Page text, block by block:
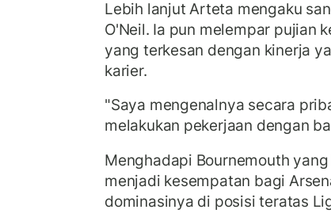
Lebih lanjut Arteta mengaku
O'Neil. Ia pun melempar pujian
yang terkesan dengan kinerja
karier.
"Saya mengenalnya secara
melakukan pekerjaan dengan
Menghadapi Bournemouth
menjadi kesempatan bagi
dominasinya di posisi teratas